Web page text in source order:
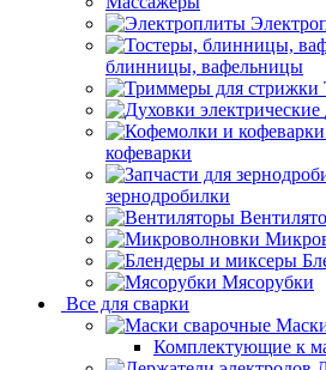
блинницы, вафельницы
кофеварки
зернодробилки
Мясорубки
Все для сварки
Комплектующие к